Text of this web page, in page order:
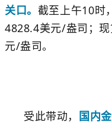
关口。 截至上午10时
4828.4美元/盎司；
元/盎司。
受此带动， 国内